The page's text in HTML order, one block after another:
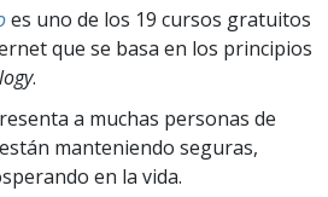
es uno de los 19 cursos gratuitos
que se basa en los principios
.
a muchas personas de
manteniendo seguras,
en la vida.